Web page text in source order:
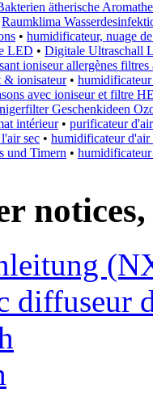
ätherische
Raumklima
• humidificateur, nuage
LED • Digitale Ultraschall
ioniseur allergènes
& ionisateur•
avec ioniseur et filtre
Geschenkideen
intérieur• purificateur d'air
sec • humidificateur d'air
und Timern •
diffuseur